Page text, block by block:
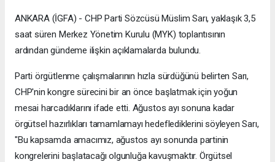
ANKARA (İGFA) - CHP Parti Sözcüsü Müslim Sarı, yaklaşık 3,5
saat süren Merkez Yönetim Kurulu (MYK) toplantısının
ardından gündeme ilişkin açıklamalarda bulundu.
Parti örgütlenme çalışmalarının hızla sürdüğünü belirten Sarı,
CHP'nin kongre sürecini bir an önce başlatmak için yoğun
mesai harcadıklarını ifade etti. Ağustos ayı sonuna kadar
örgütsel hazırlıkları tamamlamayı hedeflediklerini söyleyen Sarı,
"Bu kapsamda amacımız, ağustos ayı sonunda partinin
kongrelerini başlatacağı olgunluğa kavuşmaktır. Örgütsel